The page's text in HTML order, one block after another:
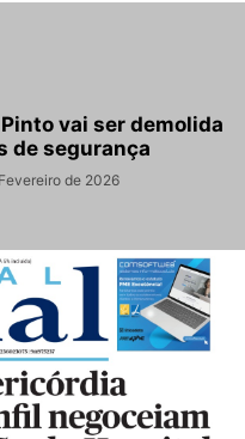
vai ser demolida
de segurança
de 2026